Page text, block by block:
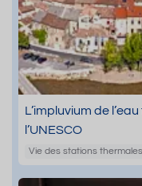
L’impluvium de
l’UNESCO
Vie des stations thermales